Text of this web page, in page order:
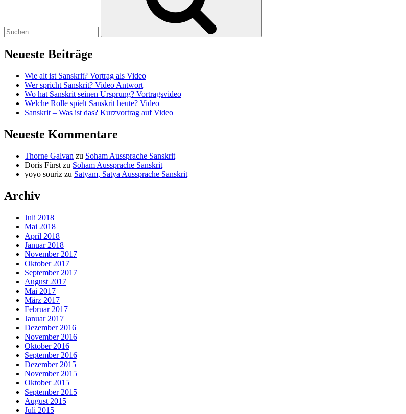
Neueste Beiträge
Wie alt ist Sanskrit? Vortrag als Video
Wer spricht Sanskrit? Video Antwort
Wo hat Sanskrit seinen Ursprung? Vortragsvideo
Welche Rolle spielt Sanskrit heute? Video
Sanskrit – Was ist das? Kurzvortrag auf Video
Neueste Kommentare
Thorne Galvan zu Soham Aussprache Sanskrit
Doris Fürst zu Soham Aussprache Sanskrit
yoyo souriz zu Satyam, Satya Aussprache Sanskrit
Archiv
Juli 2018
Mai 2018
April 2018
Januar 2018
November 2017
Oktober 2017
September 2017
August 2017
Mai 2017
März 2017
Februar 2017
Januar 2017
Dezember 2016
November 2016
Oktober 2016
September 2016
Dezember 2015
November 2015
Oktober 2015
September 2015
August 2015
Juli 2015